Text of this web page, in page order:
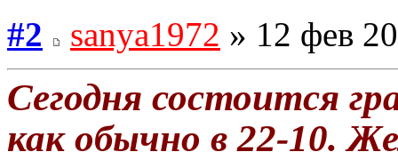
#2
sanya1972 » 12 фев
Сегодня состоится
как обычно в 22-10.